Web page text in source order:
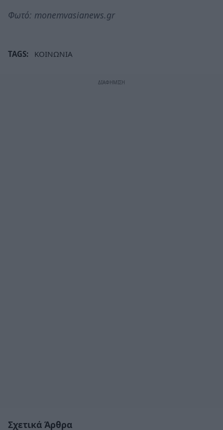
Φωτό: monemvasianews.gr
TAGS: ΚΟΙΝΩΝΙΑ
Σχετικά Άρθρα